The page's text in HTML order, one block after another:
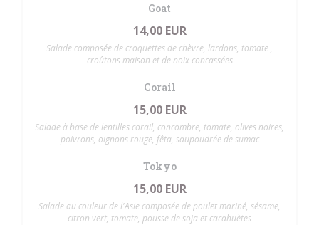
Goat
14,00 EUR
Salade composée de croquettes de chèvre, lardons, tomate ,
croûtons maison et de noix concassées
Corail
15,00 EUR
Salade à base de lentilles corail, concombre, tomate, olives noires,
poivrons, oignons rouge, fêta, saupoudrée de sumac
Tokyo
15,00 EUR
Salade au couleur de l'Asie composée de poulet mariné, sésame,
citron vert, tomate, pousse de soja et cacahuètes